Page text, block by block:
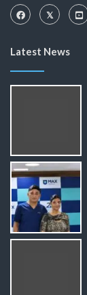
Latest News